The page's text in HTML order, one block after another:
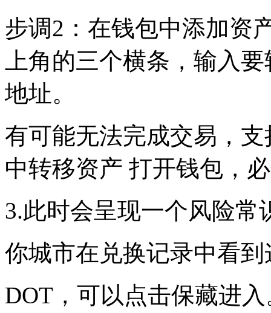
步调2：在钱包中添加资
上角的三个横条，输入
地址。
有可能无法完成交易，
中转移资产 打开钱包，
3.此时会呈现一个风险常
你城市在兑换记录中看
DOT，可以点击保藏进入